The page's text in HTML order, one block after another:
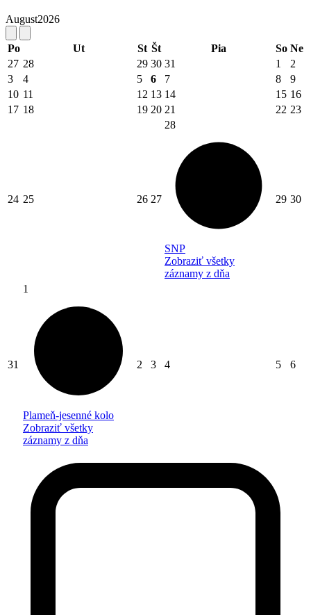
August2026
Po Ut St Št Pia So Ne
27 28 29 30 31 1
2
3
4 5 6 7 8
9
10 11 12 13 14 15 16
17 18 19 20 21 22 23
24 25 26 27
28
SNP
Zobraziť všetky
záznamy z dňa
29 30
31
1
Plameň-jesenné kolo
Zobraziť všetky
záznamy z dňa
2 3 4 5 6